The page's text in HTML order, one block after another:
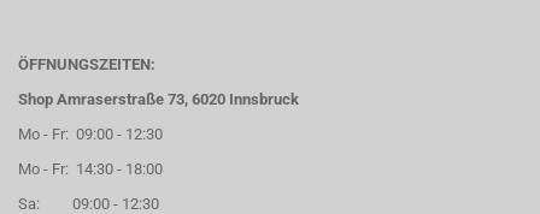
ÖFFNUNGSZEITEN:
Shop Amraserstraße 73, 6020 Innsbruck
Mo - Fr: 09:00 - 12:30
Mo - Fr: 14:30 - 18:00
Sa: 09:00 - 12:30